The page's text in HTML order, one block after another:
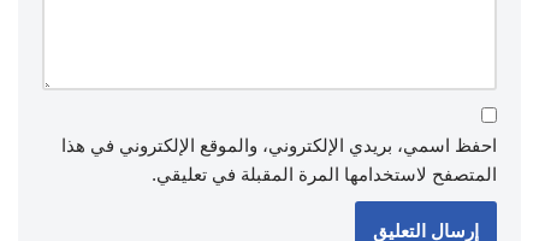
احفظ اسمي، بريدي الإلكتروني، والموقع الإلكتروني في هذا
المتصفح لاستخدامها المرة المقبلة في تعليقي.